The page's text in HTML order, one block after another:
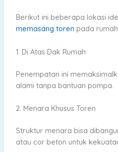
Berikut ini beberapa lokasi
memasang toren pada
1. Di Atas Dak Rumah
Penempatan ini
alami tanpa bantuan pompa.
2. Menara Khusus Toren
Struktur menara bisa
atau cor beton untuk